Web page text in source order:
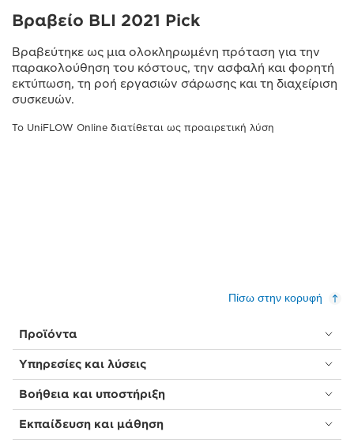
Βραβείο BLI 2021 Pick
Βραβεύτηκε ως μια ολοκληρωμένη πρόταση για την
παρακολούθηση του κόστους, την ασφαλή και φορητή
εκτύπωση, τη ροή εργασιών σάρωσης και τη διαχείριση
συσκευών.
Το UniFLOW Online διατίθεται ως προαιρετική λύση
Πίσω στην κορυφή
Προϊόντα
Υπηρεσίες και λύσεις
Βοήθεια και υποστήριξη
Εκπαίδευση και μάθηση